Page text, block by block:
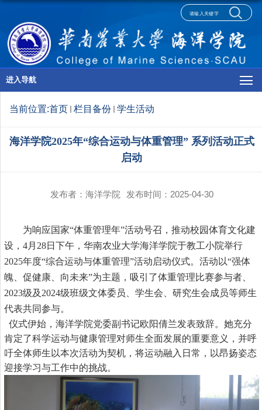
进入导航
当前位置:首页 栏目备份 学生活动
海洋学院2025年“综合运动与体重管理” 系列活动正式
启动
发布者：海洋学院 发布时间：2025-04-30
为响应国家“体重管理年”活动号召 ，推动校园体育文化建
设，4月28日下午，华南农业大学海洋学院于教工小院举行
2025年度“综合运动与体重管理”活动启动仪式。活动以“强体
魄、促健康、向未来”为主题，吸引了体重管理比赛参与者、
2023级及2024级班级文体委员、学生会、研究生会成员等师生
代表共同参与。
仪式伊始，海洋学院党委副书记欧阳倩兰发表致辞。 她充分
肯定了科学运动与健康管理对师生全面发展的重要意义，并呼
吁全体师生以本次活动为契机，将运动融入日常，以昂扬姿态
迎接学习与工作中的挑战。